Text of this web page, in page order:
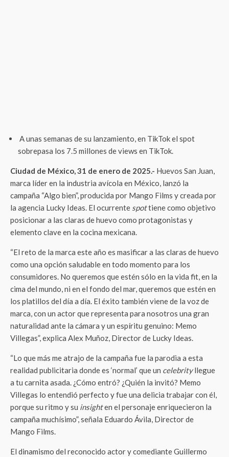
A unas semanas de su lanzamiento, en TikTok el spot
sobrepasa los 7.5 millones de views en TikTok.
Ciudad de México, 31 de enero de 2025.- Huevos San Juan,
marca líder en la industria avícola en México, lanzó la
campaña “Algo bien”, producida por Mango Films y creada por
la agencia Lucky Ideas. El ocurrente spottiene como objetivo
posicionar a las claras de huevo como protagonistas y
elemento clave en la cocina mexicana.
“El reto de la marca este año es masificar a las claras de huevo
como una opción saludable en todo momento para los
consumidores. No queremos que estén sólo en la vida fit, en la
cima del mundo, ni en el fondo del mar, queremos que estén en
los platillos del día a día. El éxito también viene de la voz de
marca, con un actor que representa para nosotros una gran
naturalidad ante la cámara y un espíritu genuino: Memo
Villegas”, explica Alex Muñoz, Director de Lucky Ideas.
“Lo que más me atrajo de la campaña fue la parodia a esta
realidad publicitaria donde es ‘normal’ que un celebrityllegue
a tu carnita asada. ¿Cómo entró? ¿Quién la invitó? Memo
Villegas lo entendió perfecto y fue una delicia trabajar con él,
porque su ritmo y su insighten el personaje enriquecieron la
campaña muchísimo”, señala Eduardo Ávila, Director de
Mango Films.
El dinamismo del reconocido actor y comediante Guillermo